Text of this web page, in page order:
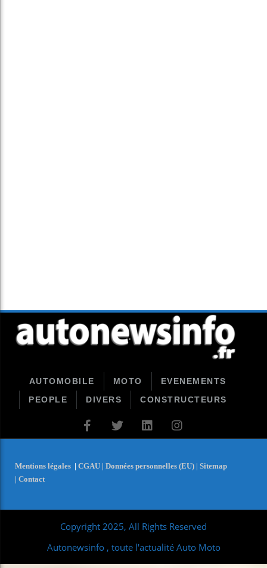
AUTOMOBILE MOTO
EVENEMENTS
PEOPLE
DIVERS CONSTRUCTEURS
Mentions légales | CGAU | Données personnelles (EU) | Sitemap
| Contact
Copyright 2025, All Rights Reserved
Autonewsinfo , toute l'actualité Auto Moto